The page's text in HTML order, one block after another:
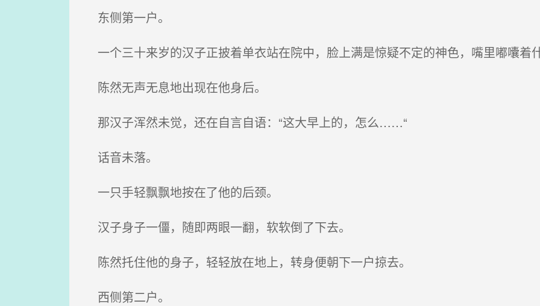
东侧第一户。
一个三十来岁的汉子正披着单衣站在院中，脸上满是惊疑不定的神色，嘴里嘟囔着
陈然无声无息地出现在他身后。
那汉子浑然未觉，还在自言自语：“这大早上的，怎么……“
话音未落。
一只手轻飘飘地按在了他的后颈。
汉子身子一僵，随即两眼一翻，软软倒了下去。
陈然托住他的身子，轻轻放在地上，转身便朝下一户掠去。
西侧第二户。